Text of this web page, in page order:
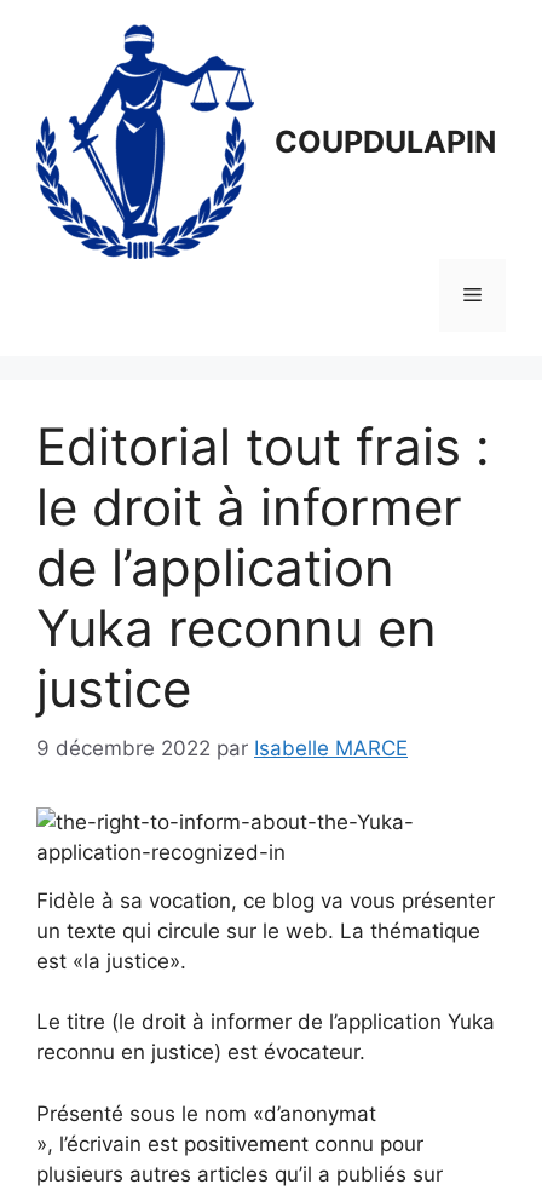
COUPDULAPIN
Menu
Editorial tout frais :
le droit à informer
de l’application
Yuka reconnu en
justice
9 décembre 2022 par Isabelle MARCE
Fidèle à sa vocation, ce blog va vous présenter
un texte qui circule sur le web. La thématique
est «la justice».
Le titre (le droit à informer de l’application Yuka
reconnu en justice) est évocateur.
Présenté sous le nom «d’anonymat
», l’écrivain est positivement connu pour
plusieurs autres articles qu’il a publiés sur